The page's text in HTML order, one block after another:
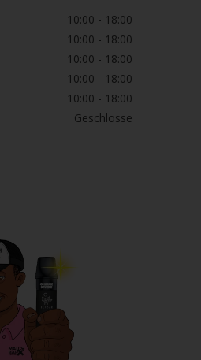
10:00 - 18:00
10:00 - 18:00
10:00 - 18:00
10:00 - 18:00
10:00 - 18:00
Geschlosse